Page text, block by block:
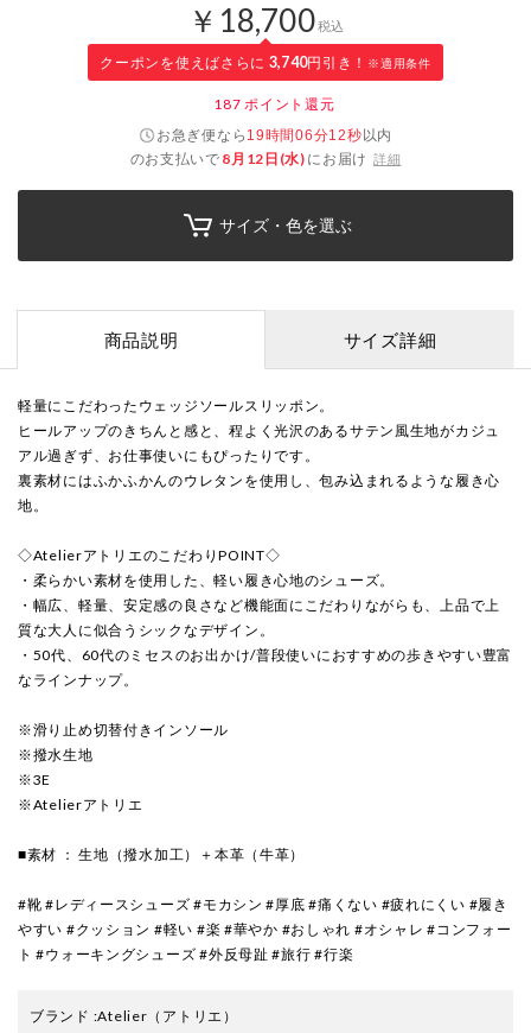
￥18,700税込
クーポンを使えばさらに 3,740円引き！ ※適用条件
187 ポイント還元
お急ぎ便なら 19時間06分11秒以内
のお支払いで 8月12日(水) にお届け 詳細
サイズ・色を選ぶ
商品説明 サイズ詳細
軽量にこだわったウェッジソールスリッポン。
ヒールアップのきちんと感と、程よく光沢のあるサテン風生地がカジュ
アル過ぎず、お仕事使いにもぴったりです。
裏素材にはふかふかんのウレタンを使用し、包み込まれるような履き心
地。
◇AtelierアトリエのこだわりPOINT◇
・柔らかい素材を使用した、軽い履き心地のシューズ。
・幅広、軽量、安定感の良さなど機能面にこだわりながらも、上品で上
質な大人に似合うシックなデザイン。
・50代、60代のミセスのお出かけ/普段使いにおすすめの歩きやすい豊富
なラインナップ。
※滑り止め切替付きインソール
※撥水生地
※3E
※Atelierアトリエ
■素材 ： 生地（撥水加工）＋本革（牛革）
#靴 #レディースシューズ #モカシン #厚底 #痛くない #疲れにくい #履き
やすい #クッション #軽い #楽 #華やか #おしゃれ #オシャレ #コンフォー
ト #ウォーキングシューズ #外反母趾 #旅行 #行楽
ブランド :Atelier （アトリエ）